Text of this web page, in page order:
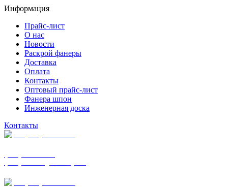
Информация
Прайс-лист
О нас
Новости
Раскрой фанеры
Доставка
Оплата
Контакты
Оптовый прайс-лист
Фанера шпон
Инженерная доска
Контакты